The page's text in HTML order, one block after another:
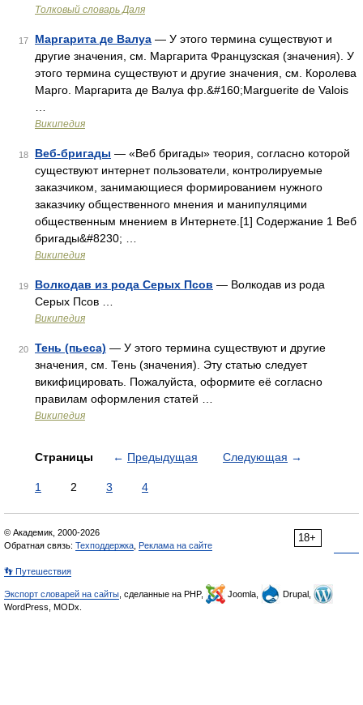
Толковый словарь Даля
17 Маргарита де Валуа — У этого термина существуют и
другие значения, см. Маргарита Французская (значения). У
этого термина существуют и другие значения, см. Королева
Марго. Маргарита де Валуа фр.&#160;Marguerite de Valois
Википедия
18 Веб-бригады — «Веб бригады» теория, согласно которой
существуют интернет пользователи, контролируемые
заказчиком, занимающиеся формированием нужного
заказчику общественного мнения и манипуляцими
общественным мнением в Интернете.[1] Содержание 1 Веб
бригады&#8230; …
Википедия
19 Волкодав из рода Серых Псов — Волкодав из рода
Серых Псов …
Википедия
20 Тень (пьеса) — У этого термина существуют и другие
значения, см. Тень (значения). Эту статью следует
викифицировать. Пожалуйста, оформите её согласно
правилам оформления статей …
Википедия
Страницы ← Предыдущая Следующая →
1 2 3 4
18+
© Академик, 2000-2026
Обратная связь: Техподдержка Реклама на сайте
👣 Путешествия
Экспорт словарей на сайты , сделанные на PHP, Joomla,
Drupal,
WordPress, MODx.